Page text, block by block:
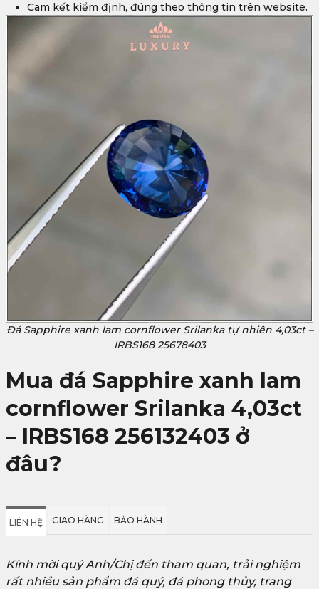
Cam kết kiểm định, đúng theo thông tin trên website.
Đá Sapphire xanh lam cornflower Srilanka tự nhiên 4,03ct –
IRBS168 25678403
Mua đá Sapphire xanh lam
cornflower Srilanka 4,03ct
– IRBS168 256132403 ở
đâu?
LIÊN HỆ GIAO HÀNG BẢO HÀNH
Kính mời quý Anh/Chị đến tham quan, trải nghiệm
rất nhiều sản phẩm đá quý, đá phong thủy, trang